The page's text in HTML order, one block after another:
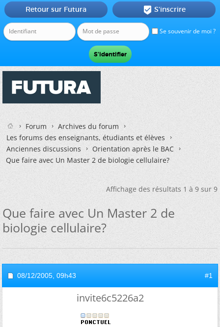
Se souvenir de moi ?
Retour sur Futura  S'inscrire
Forum
Archives du forum
Les forums des enseignants, étudiants et élèves
Anciennes discussions
Orientation après le BAC
Que faire avec Un Master 2 de biologie cellulaire?
Affichage des résultats 1 à 9 sur 9
Que faire avec Un Master 2 de
biologie cellulaire?
08/12/2005, 09h43 #1
invite6c5226a2